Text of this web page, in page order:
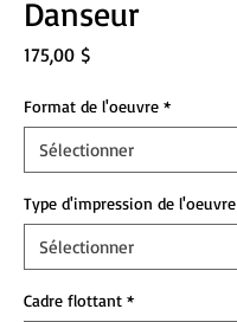
Danseur
175,00 $Prix
Format de l'oeuvre *
Type d'impression de l'oeuvre
Cadre flottant *